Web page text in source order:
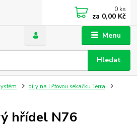
Menu
Hledat
0 ks
za 0,00 Kč
díly na lištovou sekačku Terra
hřídel N76